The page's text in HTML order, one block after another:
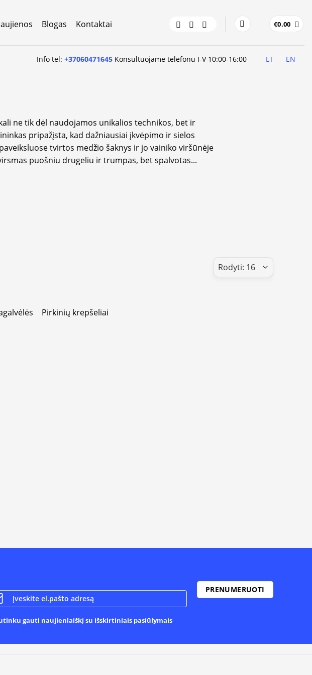
Blogas Kontaktai €0.00
Info tel:+37060471645 Konsultuojame telefonu I-V 10:00-16:00 LT EN
ne tik dėl naudojamos unikalios technikos, bet ir
pripažįsta, kad dažniausiai įkvėpimo ir sielos
tvirtos medžio šaknys ir jo vainiko viršūnėje
puošniu drugeliu ir trumpas, bet spalvotas...
Pirkinių krepšeliai
gauti naujienlaiškį su išskirtiniais pasiūlymais